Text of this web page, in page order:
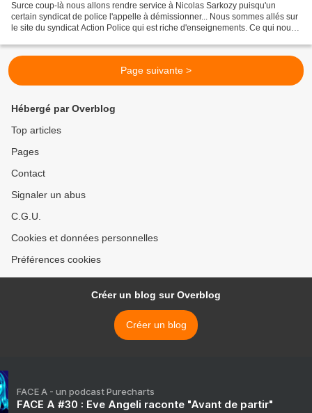
Surce coup-là nous allons rendre service à Nicolas Sarkozy puisqu'un
certain syndicat de police l'appelle à démissionner... Nous sommes allés sur
le site du syndicat Action Police qui est riche d'enseignements. Ce qui nous
Page suivante >
Hébergé par Overblog
Top articles
Pages
Contact
Signaler un abus
C.G.U.
Cookies et données personnelles
Préférences cookies
Créer un blog sur Overblog
Créer un blog
FACE A - un podcast Purecharts
FACE A #30 : Eve Angeli raconte "Avant de partir"